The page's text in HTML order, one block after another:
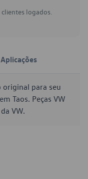
logados.
Aplicações
original para seu
Taos. Peças VW
VW.